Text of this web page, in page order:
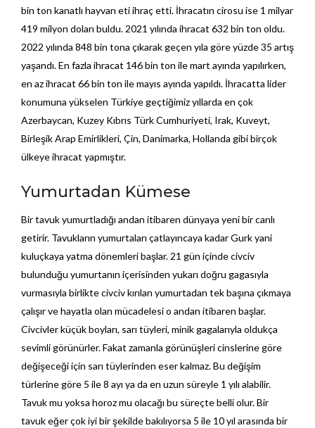
bin ton kanatlı hayvan eti ihraç etti. İhracatın cirosu ise 1 milyar
419 milyon doları buldu. 2021 yılında ihracat 632 bin ton oldu.
2022 yılında 848 bin tona çıkarak geçen yıla göre yüzde 35 artış
yaşandı. En fazla ihracat 146 bin ton ile mart ayında yapılırken,
en az ihracat 66 bin ton ile mayıs ayında yapıldı. İhracatta lider
konumuna yükselen Türkiye geçtiğimiz yıllarda en çok
Azerbaycan, Kuzey Kıbrıs Türk Cumhuriyeti, Irak, Kuveyt,
Birleşik Arap Emirlikleri, Çin, Danimarka, Hollanda gibi birçok
ülkeye ihracat yapmıştır.
Yumurtadan Kümese
Bir tavuk yumurtladığı andan itibaren dünyaya yeni bir canlı
getirir. Tavukların yumurtaları çatlayıncaya kadar Gurk yani
kuluçkaya yatma dönemleri başlar. 21 gün içinde civciv
bulunduğu yumurtanın içerisinden yukarı doğru gagasıyla
vurmasıyla birlikte civciv kırılan yumurtadan tek başına çıkmaya
çalışır ve hayatla olan mücadelesi o andan itibaren başlar.
Civcivler küçük boyları, sarı tüyleri, minik gagalarıyla oldukça
sevimli görünürler. Fakat zamanla görünüşleri cinslerine göre
değişeceği için sarı tüylerinden eser kalmaz. Bu değişim
türlerine göre 5 ile 8 ayı ya da en uzun süreyle 1 yılı alabilir.
Tavuk mu yoksa horoz mu olacağı bu süreçte belli olur. Bir
tavuk eğer çok iyi bir şekilde bakılıyorsa 5 ile 10 yıl arasında bir